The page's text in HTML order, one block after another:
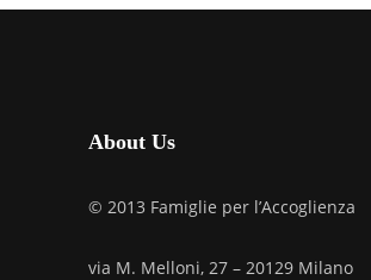
About Us
© 2013 Famiglie per l’Accoglienza
via M. Melloni, 27 – 20129 Milano